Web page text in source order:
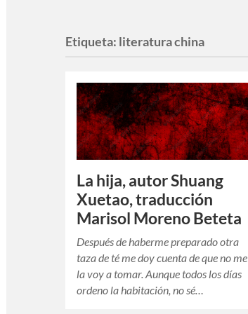
Etiqueta: literatura china
La hija, autor Shuang
Xuetao, traducción
Marisol Moreno Beteta
Después de haberme preparado otra
taza de té me doy cuenta de que no me
la voy a tomar. Aunque todos los días
ordeno la habitación, no sé…